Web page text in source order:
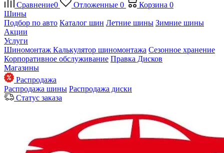
Сравнение0 Отложенные 0 Корзина 0
Шины
Подбор по авто Каталог шин Летние шины Зимние шины
Акции
Услуги
Шиномонтаж Калькулятор шиномонтажа Сезонное хранение
Корпоративное обслуживание Правка Дисков
Магазины
Распродажа
Распродажа шины Распродажа диски
Статус заказа